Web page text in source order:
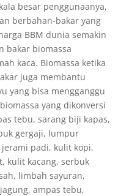
besar penggunaanya,
berbahan-bakar yang
BBM dunia semakin
bakar biomassa
kaca. Biomassa ketika
juga membantu
yang bisa mengganggu
yang dikonversi
tebu, sarang biji kapas,
gergaji, lumpur
padi, kulit kopi,
kulit kacang, serbuk
limbah sayuran,
ampas tebu,